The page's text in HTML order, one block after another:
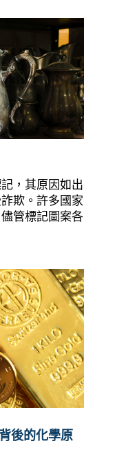
，其原因如出
欺。許多國家
管標記圖案各
後的化學原